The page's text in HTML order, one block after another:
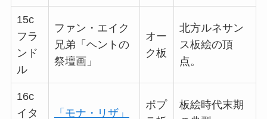
15c
フラ
ンド
ル
ファン・エイク
兄弟「ヘントの
祭壇画」
オー
ク板
北方ルネサン
ス板絵の頂
点。
16c
イタ
「モナ・リザ」
ポプ
板絵時代末期